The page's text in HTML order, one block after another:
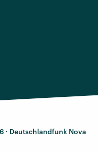
· Deutschlandfunk Nova